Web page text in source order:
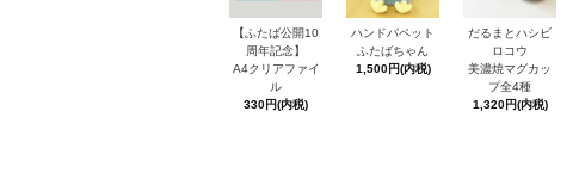
【ふたば公開10
周年記念】
A4クリアファイ
ル
330円(内税)
ハンドパペット
ふたばちゃん
1,500円(内税)
だるまとハシビ
ロコウ
美濃焼マグカッ
プ全4種
1,320円(内税)